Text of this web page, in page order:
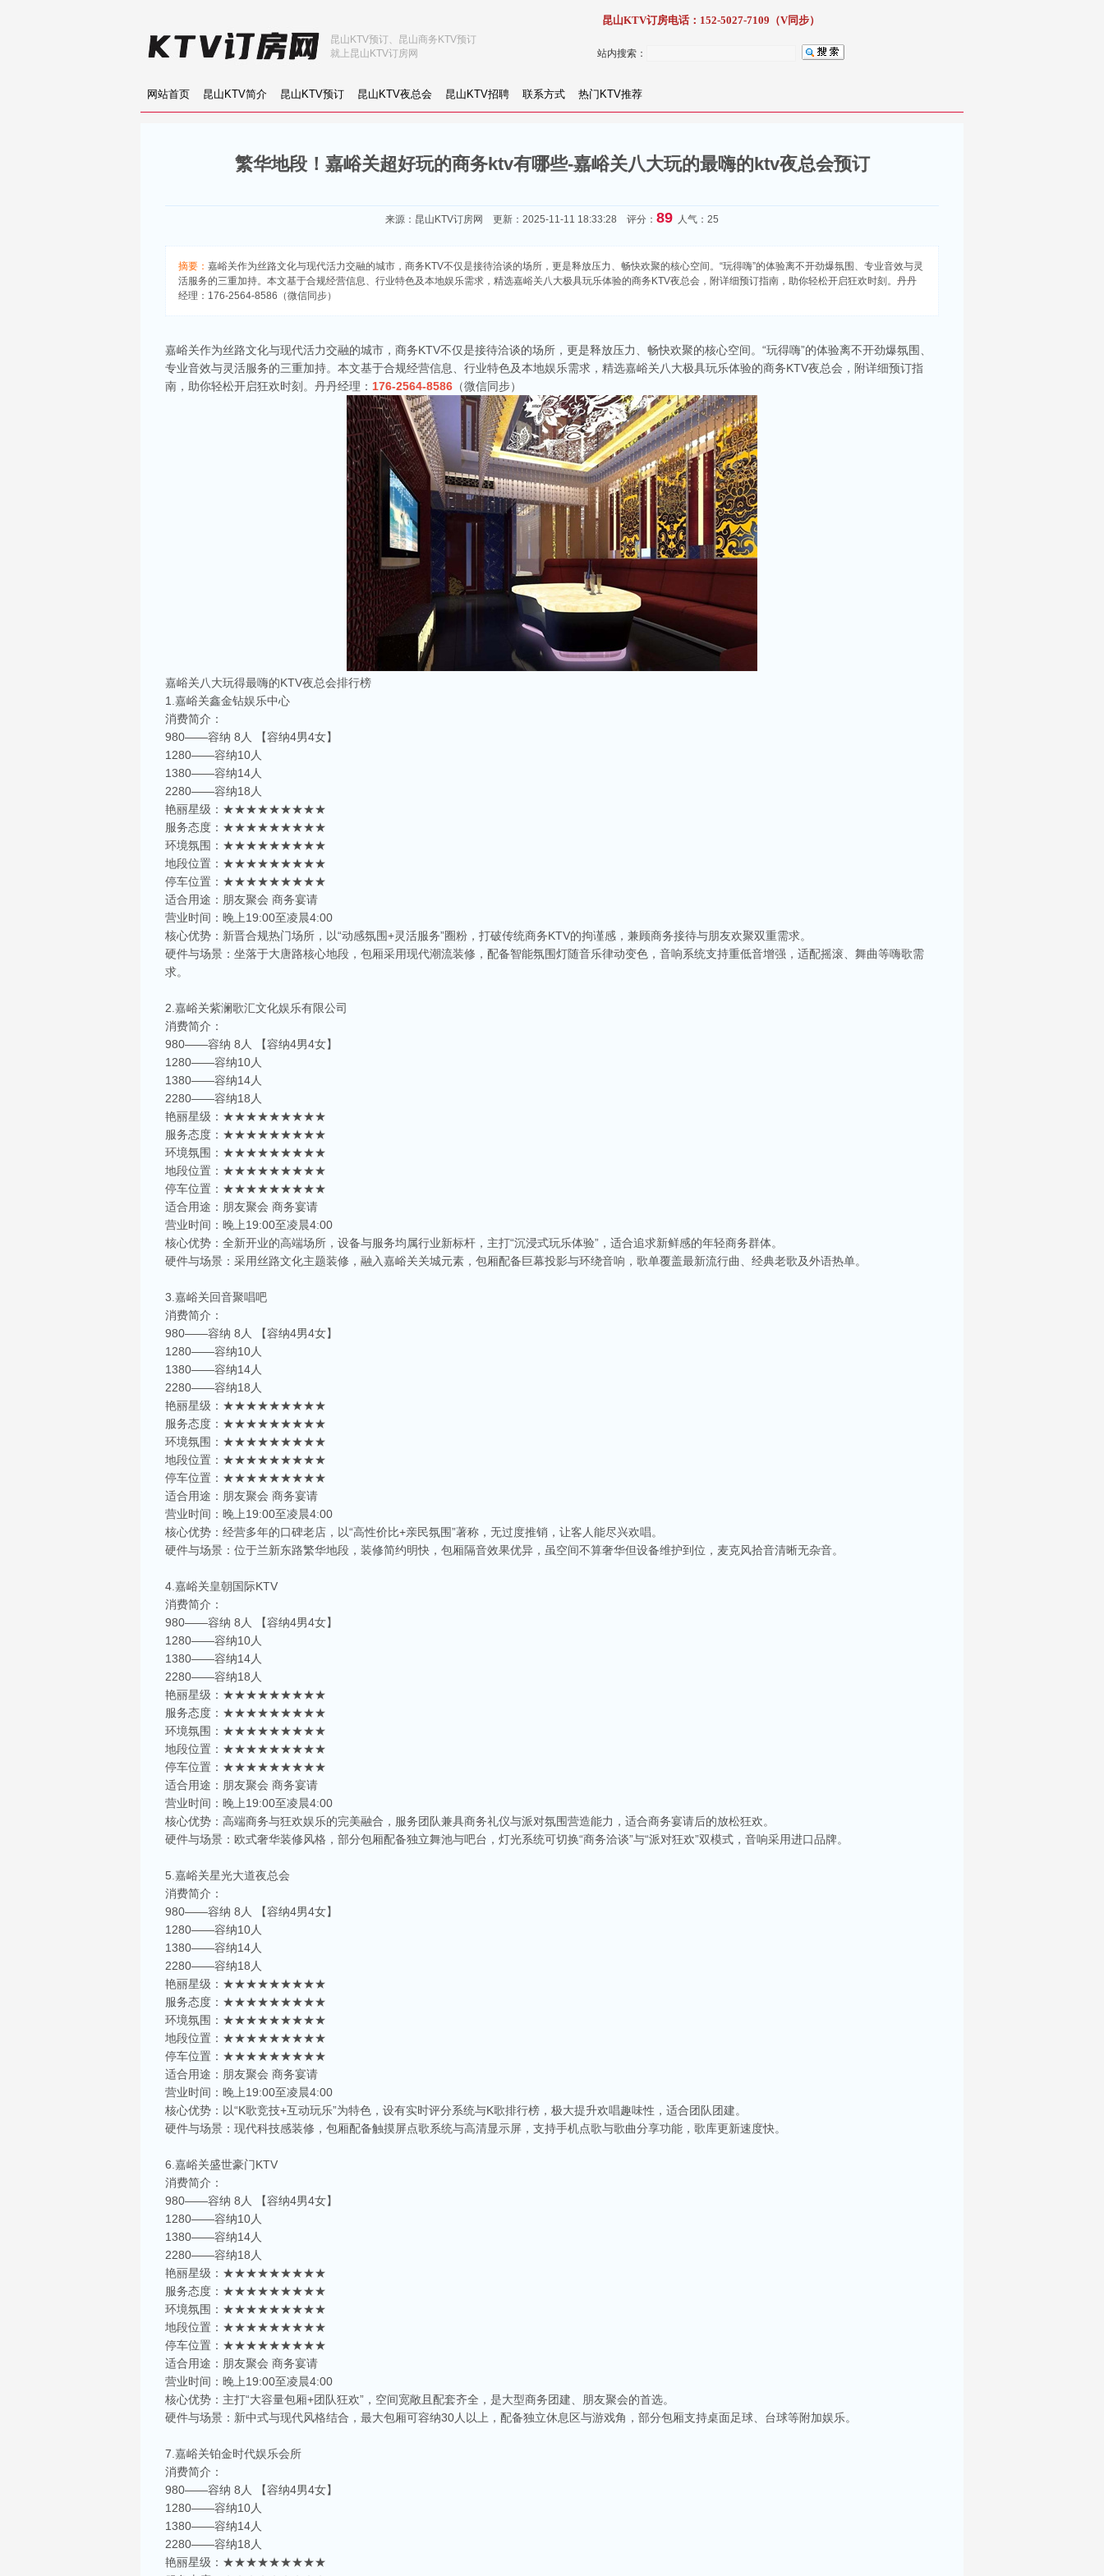
站内搜索：
网站首页 昆山KTV简介 昆山KTV预订 昆山KTV夜总会 昆山KTV招聘 联系方式 热门KTV推荐
昆山KTV预订、昆山商务KTV预订
就上昆山KTV订房网
昆山KTV订房电话：152-5027-7109（V同步）
繁华地段！嘉峪关超好玩的商务ktv有哪些-嘉峪关八大玩的最嗨的ktv夜总会预订
来源： 昆山KTV订房网 更新：2025-11-11 18:33:28 评分： 89 人气：25
摘要： 嘉峪关作为丝路文化与现代活力交融的城市，商务KTV不仅是接待洽谈的场所，更是释放压力、畅快欢聚的核心空间。“玩得嗨”的体验离不开劲爆氛围、专业音效与灵
活服务的三重加持。本文基于合规经营信息、行业特色及本地娱乐需求，精选嘉峪关八大极具玩乐体验的商务KTV夜总会，附详细预订指南，助你轻松开启狂欢时刻。丹丹
经理：176-2564-8586（微信同步）
嘉峪关作为丝路文化与现代活力交融的城市，商务KTV不仅是接待洽谈的场所，更是释放压力、畅快欢聚的核心空间。“玩得嗨”的体验离不开劲爆氛围、
专业音效与灵活服务的三重加持。本文基于合规经营信息、行业特色及本地娱乐需求，精选嘉峪关八大极具玩乐体验的商务KTV夜总会，附详细预订指
南，助你轻松开启狂欢时刻。丹丹经理： 176-2564-8586 （微信同步）
嘉峪关八大玩得最嗨的KTV夜总会排行榜
1.嘉峪关鑫金钻娱乐中心
消费简介：
980——容纳 8人 【容纳4男4女】
1280——容纳10人
1380——容纳14人
2280——容纳18人
艳丽星级：★★★★★★★★★
服务态度：★★★★★★★★★
环境氛围：★★★★★★★★★
地段位置：★★★★★★★★★
停车位置：★★★★★★★★★
适合用途：朋友聚会 商务宴请
营业时间：晚上19:00至凌晨4:00
核心优势：新晋合规热门场所，以“动感氛围+灵活服务”圈粉，打破传统商务KTV的拘谨感，兼顾商务接待与朋友欢聚双重需求。
硬件与场景：坐落于大唐路核心地段，包厢采用现代潮流装修，配备智能氛围灯随音乐律动变色，音响系统支持重低音增强，适配摇滚、舞曲等嗨歌需
求。
2.嘉峪关紫澜歌汇文化娱乐有限公司
消费简介：
980——容纳 8人 【容纳4男4女】
1280——容纳10人
1380——容纳14人
2280——容纳18人
艳丽星级：★★★★★★★★★
服务态度：★★★★★★★★★
环境氛围：★★★★★★★★★
地段位置：★★★★★★★★★
停车位置：★★★★★★★★★
适合用途：朋友聚会 商务宴请
营业时间：晚上19:00至凌晨4:00
核心优势：全新开业的高端场所，设备与服务均属行业新标杆，主打“沉浸式玩乐体验”，适合追求新鲜感的年轻商务群体。
硬件与场景：采用丝路文化主题装修，融入嘉峪关关城元素，包厢配备巨幕投影与环绕音响，歌单覆盖最新流行曲、经典老歌及外语热单。
3.嘉峪关回音聚唱吧
消费简介：
980——容纳 8人 【容纳4男4女】
1280——容纳10人
1380——容纳14人
2280——容纳18人
艳丽星级：★★★★★★★★★
服务态度：★★★★★★★★★
环境氛围：★★★★★★★★★
地段位置：★★★★★★★★★
停车位置：★★★★★★★★★
适合用途：朋友聚会 商务宴请
营业时间：晚上19:00至凌晨4:00
核心优势：经营多年的口碑老店，以“高性价比+亲民氛围”著称，无过度推销，让客人能尽兴欢唱。
硬件与场景：位于兰新东路繁华地段，装修简约明快，包厢隔音效果优异，虽空间不算奢华但设备维护到位，麦克风拾音清晰无杂音。
4.嘉峪关皇朝国际KTV
消费简介：
980——容纳 8人 【容纳4男4女】
1280——容纳10人
1380——容纳14人
2280——容纳18人
艳丽星级：★★★★★★★★★
服务态度：★★★★★★★★★
环境氛围：★★★★★★★★★
地段位置：★★★★★★★★★
停车位置：★★★★★★★★★
适合用途：朋友聚会 商务宴请
营业时间：晚上19:00至凌晨4:00
核心优势：高端商务与狂欢娱乐的完美融合，服务团队兼具商务礼仪与派对氛围营造能力，适合商务宴请后的放松狂欢。
硬件与场景：欧式奢华装修风格，部分包厢配备独立舞池与吧台，灯光系统可切换“商务洽谈”与“派对狂欢”双模式，音响采用进口品牌。
5.嘉峪关星光大道夜总会
消费简介：
980——容纳 8人 【容纳4男4女】
1280——容纳10人
1380——容纳14人
2280——容纳18人
艳丽星级：★★★★★★★★★
服务态度：★★★★★★★★★
环境氛围：★★★★★★★★★
地段位置：★★★★★★★★★
停车位置：★★★★★★★★★
适合用途：朋友聚会 商务宴请
营业时间：晚上19:00至凌晨4:00
核心优势：以“K歌竞技+互动玩乐”为特色，设有实时评分系统与K歌排行榜，极大提升欢唱趣味性，适合团队团建。
硬件与场景：现代科技感装修，包厢配备触摸屏点歌系统与高清显示屏，支持手机点歌与歌曲分享功能，歌库更新速度快。
6.嘉峪关盛世豪门KTV
消费简介：
980——容纳 8人 【容纳4男4女】
1280——容纳10人
1380——容纳14人
2280——容纳18人
艳丽星级：★★★★★★★★★
服务态度：★★★★★★★★★
环境氛围：★★★★★★★★★
地段位置：★★★★★★★★★
停车位置：★★★★★★★★★
适合用途：朋友聚会 商务宴请
营业时间：晚上19:00至凌晨4:00
核心优势：主打“大容量包厢+团队狂欢”，空间宽敞且配套齐全，是大型商务团建、朋友聚会的首选。
硬件与场景：新中式与现代风格结合，最大包厢可容纳30人以上，配备独立休息区与游戏角，部分包厢支持桌面足球、台球等附加娱乐。
7.嘉峪关铂金时代娱乐会所
消费简介：
980——容纳 8人 【容纳4男4女】
1280——容纳10人
1380——容纳14人
2280——容纳18人
艳丽星级：★★★★★★★★★